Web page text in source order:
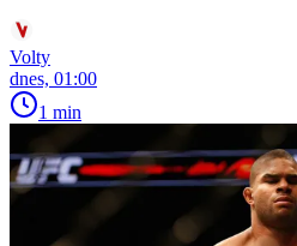
Volty
dnes, 01:00
1 min